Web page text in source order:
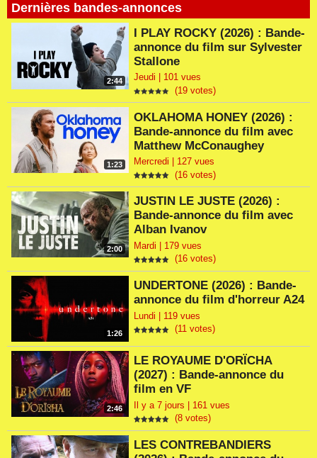
Dernières bandes-annonces
2:44
I PLAY ROCKY (2026) : Bande-
annonce du film sur Sylvester
Stallone
Jeudi | 101 vues
(19 votes)
1:23
OKLAHOMA HONEY (2026) :
Bande-annonce du film avec
Matthew McConaughey
Mercredi | 127 vues
(16 votes)
2:00
JUSTIN LE JUSTE (2026) :
Bande-annonce du film avec
Alban Ivanov
Mardi | 179 vues
(16 votes)
1:26
UNDERTONE (2026) : Bande-
annonce du film d'horreur A24
Lundi | 119 vues
(11 votes)
2:46
LE ROYAUME D'ORÏCHA
(2027) : Bande-annonce du
film en VF
Il y a 7 jours | 161 vues
(8 votes)
LES CONTREBANDIERS